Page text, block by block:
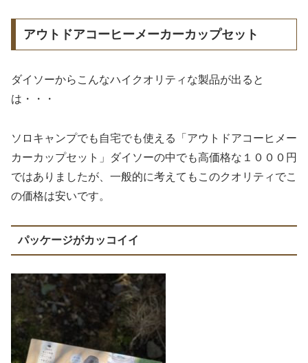
アウトドアコーヒーメーカーカップセット
ダイソーからこんなハイクオリティな製品が出ると
は・・・
ソロキャンプでも自宅でも使える「アウトドアコーヒメー
カーカップセット」ダイソーの中でも高価格な１０００円
ではありましたが、一般的に考えてもこのクオリティでこ
の価格は安いです。
パッケージがカッコイイ